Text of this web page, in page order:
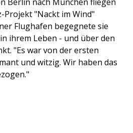
Projekt "Nackt im Wind"
Flughafen begegnete sie
ihrem Leben - und über den
"Es war von der ersten
und witzig. Wir haben das